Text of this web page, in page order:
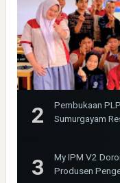
Pembukaan
Sumurgayam
My IPM V2
Produsen